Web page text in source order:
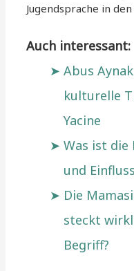
Jugendsprache in
Auch interessant:
Abus
kulturelle
Yacine
Was ist die
und
Die
steckt
Begriff?